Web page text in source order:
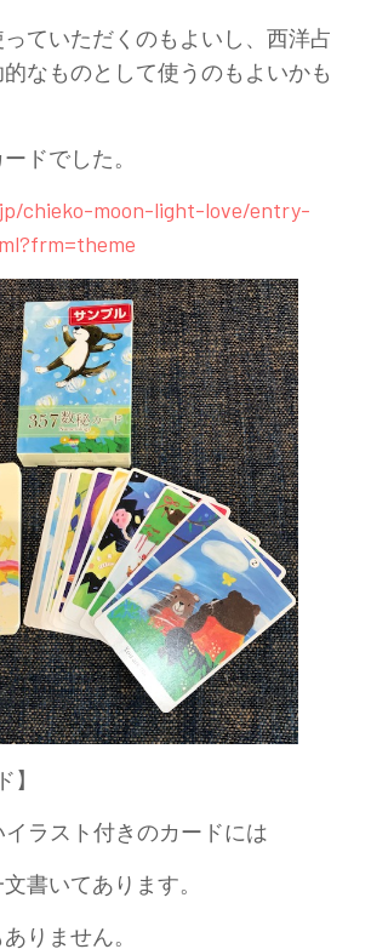
ていただくのもよいし、西洋占
なものとして使うのもよいかも
ドでした。
chieko-moon-light-love/entry-
】
ラスト付きのカードには
書いてあります。
りません。